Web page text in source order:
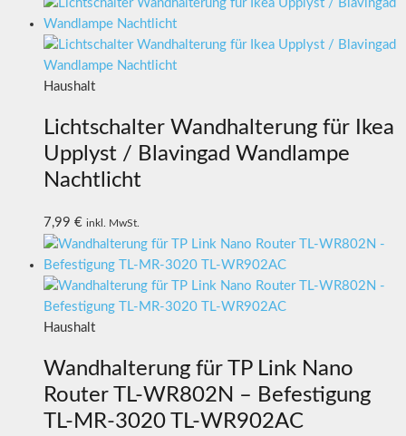
Haushalt
Lichtschalter Wandhalterung für Ikea
Upplyst / Blavingad Wandlampe
Nachtlicht
7,99 € inkl. MwSt.
Haushalt
Wandhalterung für TP Link Nano
Router TL-WR802N – Befestigung
TL-MR-3020 TL-WR902AC